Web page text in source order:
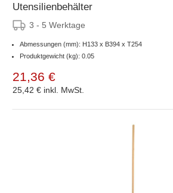
Utensilienbehälter
3 - 5 Werktage
Abmessungen (mm): H133 x B394 x T254
Produktgewicht (kg): 0.05
21,36 €
25,42 € inkl. MwSt.